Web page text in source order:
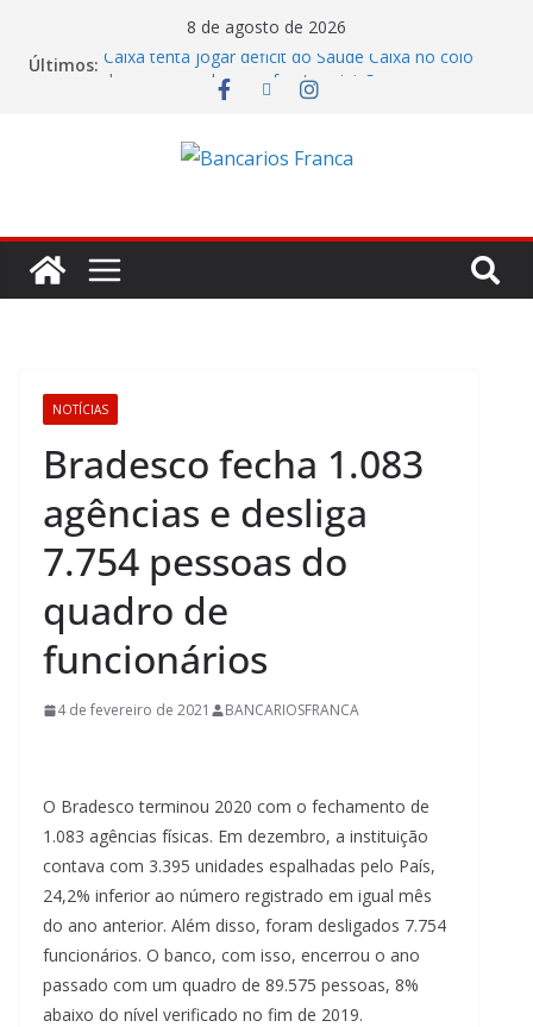
8 de agosto de 2026
Últimos: Caixa tenta jogar déficit do Saúde Caixa no colo
dos empregados e enfrenta rejeição na mesa
Itaú atende cobrança da CONTEC e garante
condiciona avanços à decisão da Fenaban
NOTÍCIAS
Bradesco fecha 1.083
agências e desliga
7.754 pessoas do
quadro de
funcionários
4 de fevereiro de 2021 BANCARIOSFRANCA
O Bradesco terminou 2020 com o fechamento de
1.083 agências físicas. Em dezembro, a instituição
contava com 3.395 unidades espalhadas pelo País,
24,2% inferior ao número registrado em igual mês
do ano anterior. Além disso, foram desligados 7.754
funcionários. O banco, com isso, encerrou o ano
passado com um quadro de 89.575 pessoas, 8%
abaixo do nível verificado no fim de 2019.